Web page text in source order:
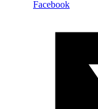
Facebook